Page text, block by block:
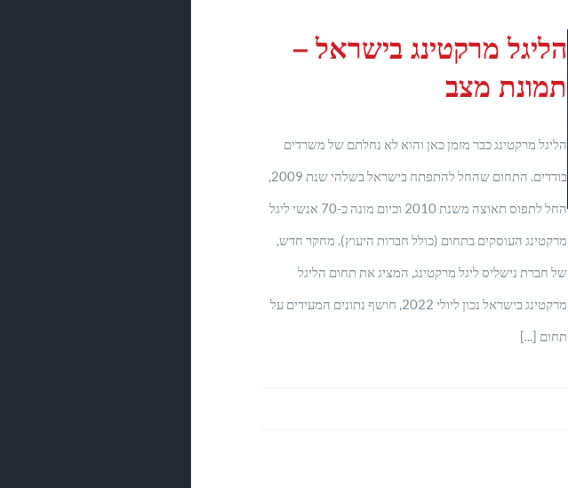
הליגל מרקטינג בישראל –
תמונת מצב
הליגל מרקטינג כבר מזמן כאן והוא לא נחלתם של משרדים
בודדים. התחום שהחל להתפתח בישראל בשלהי שנת 2009,
החל לתפוס תאוצה משנת 2010 וכיום מונה כ-70 אנשי ליגל
מרקטינג העוסקים בתחום (כולל חברות היעוץ). מחקר חדש,
של חברת נישליס ליגל מרקטינג, המציג את תחום הליגל
מרקטינג בישראל נכון ליולי 2022, חושף נתונים המעידים על
תחום [...]